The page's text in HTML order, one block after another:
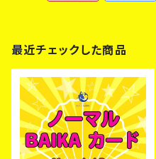
最近チェックした商品